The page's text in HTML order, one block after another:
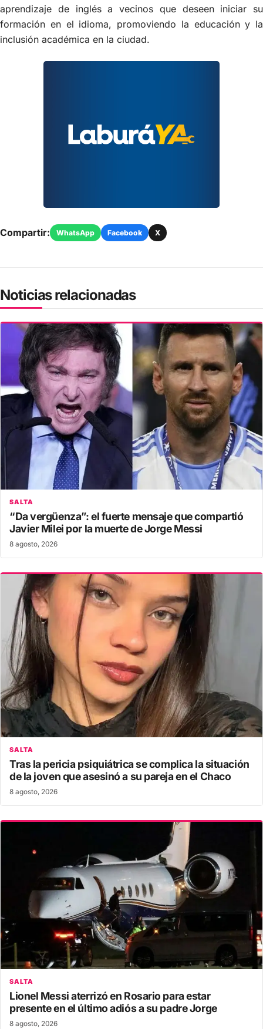
aprendizaje de inglés a vecinos que deseen iniciar su
formación en el idioma, promoviendo la educación y la
inclusión académica en la ciudad.
Compartir: WhatsApp Facebook X
Noticias relacionadas
SALTA
“Da vergüenza”: el fuerte mensaje que compartió
Javier Milei por la muerte de Jorge Messi
8 agosto, 2026
SALTA
Tras la pericia psiquiátrica se complica la situación
de la joven que asesinó a su pareja en el Chaco
8 agosto, 2026
SALTA
Lionel Messi aterrizó en Rosario para estar
presente en el último adiós a su padre Jorge
8 agosto, 2026